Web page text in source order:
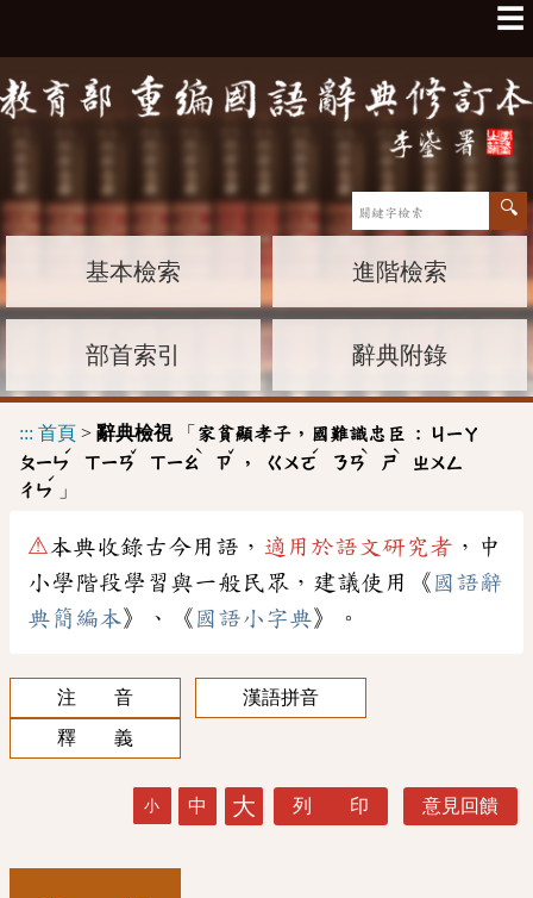
☰
基本檢索 進階檢索
部首索引 辭典附錄
::: 首頁 > 辭典檢視「 家貧顯孝子，國難識忠臣 :
ㄐㄧㄚ
ㄆㄧㄣ
ˊ
ㄒㄧㄢ
ˇ
ㄒㄧㄠ
ˋ
ㄗ
ˇ
， ㄍㄨㄛ
ˊ
ㄋㄢ
ˋ
ㄕ
ˋ
ㄓㄨㄥ
ㄔㄣ
ˊ
」
⚠本典收錄古今用語， 適用於語文研究者 ，中
小學階段學習與一般民眾，建議使用《 國語辭
典簡編本》、《 國語小字典》。
注 音
漢語拼音
釋 義
小 中 大 列 印 意見回饋